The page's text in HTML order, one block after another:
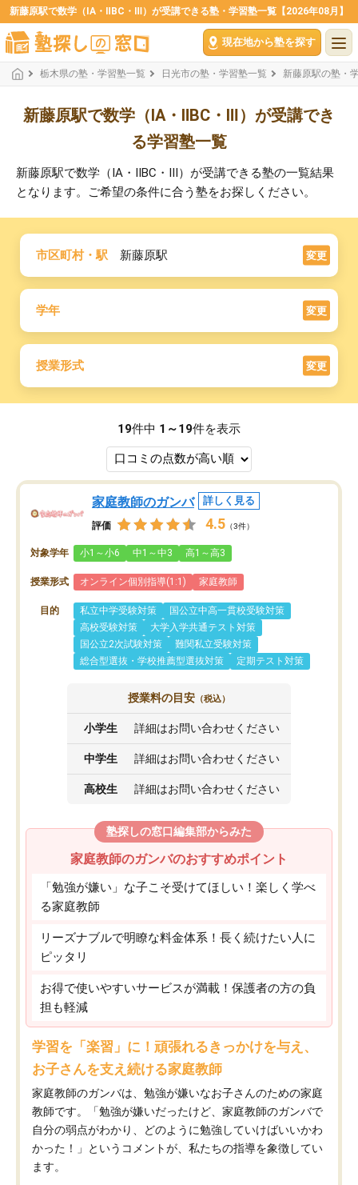
新藤原駅で数学（ⅠA・ⅡBC・Ⅲ）が受講できる塾・学習塾一覧【2026年08月】
現在地から塾を探す
栃木県の塾・学習塾一覧 日光市の塾・学習塾一覧 新藤原駅の塾・
新藤原駅で数学（ⅠA・ⅡBC・Ⅲ）が受講でき
る学習塾一覧
新藤原駅で数学（ⅠA・ⅡBC・Ⅲ）が受講できる塾の一覧結果
となります。ご希望の条件に合う塾をお探しください。
市区町村・駅 新藤原駅 変更
学年 変更
授業形式 変更
19件中 1～19件を表示
家庭教師のガンバ 詳しく見る
評価 4.5 （3件）
対象学年 小1～小6 中1～中3 高1～高3
授業形式 オンライン個別指導(1:1) 家庭教師
目的 私立中学受験対策
国公立中高一貫校受験対策
高校受験対策
大学入学共通テスト対策
国公立2次試験対策
難関私立受験対策
総合型選抜・学校推薦型選抜対策
定期テスト対策
授業料の目安 （税込）
小学生 詳細はお問い合わせください
中学生 詳細はお問い合わせください
高校生 詳細はお問い合わせください
塾探しの窓口編集部からみた
家庭教師のガンバのおすすめポイント
「勉強が嫌い」な子こそ受けてほしい！楽しく学べ
る家庭教師
リーズナブルで明瞭な料金体系！長く続けたい人に
ピッタリ
お得で使いやすいサービスが満載！保護者の方の負
担も軽減
学習を「楽習」に！頑張れるきっかけを与え、
お子さんを支え続ける家庭教師
家庭教師のガンバは、勉強が嫌いなお子さんのための家庭
教師です。「勉強が嫌いだったけど、家庭教師のガンバで
自分の弱点がわかり、どのように勉強していけばいいかわ
かった！」というコメントが、私たちの指導を象徴してい
ます。